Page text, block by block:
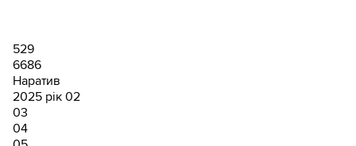
529
6686
Наратив
2025 рік 02
03
04